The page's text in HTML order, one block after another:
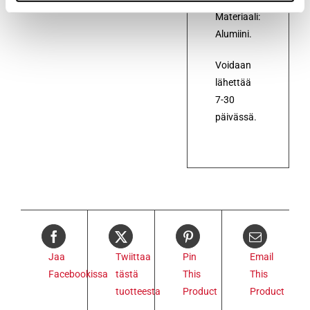
Materiaali:
Alumiini.
Voidaan
lähettää
7-30
päivässä.
Jaa
Facebookissa
Twiittaa
tästä
tuotteesta
Pin
This
Product
Email
This
Product